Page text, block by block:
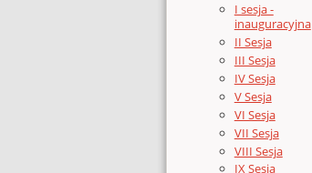
I sesja -
inauguracyjna
II Sesja
III Sesja
IV Sesja
V Sesja
VI Sesja
VII Sesja
VIII Sesja
IX Sesja